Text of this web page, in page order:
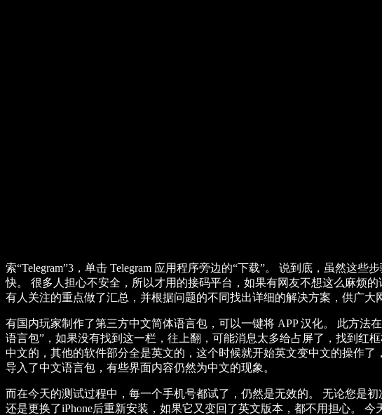
索“Telegram”3，单击 Telegram 应用程序旁边的“下载”。 说到底，虽然这
快。 很多人担心不安全，所以才用的接码平台，如果有网友不想这么麻烦
有人关注的重点做了汇总，并根据问题的不同找出详细的解决方案，供广大
有国内玩家制作了第三方中文简体语言包，可以一键将 APP 汉化。 此方法
语言包”，如果没有找到这一栏，往上翻，可能消息太多给占屏了，找到红
中文的，其他的软件部分全是英文的，这个时候就开始英文变中文的操作
导入了中文语言包，有些界面内容仍然为中文的现象。
而在今天的测试过程中，每一个手机号都试了，仍然是无效的。 无论您是初
还是更换了iPhone后重新安装，如果它又变回了英文版本，都不用担心。 今